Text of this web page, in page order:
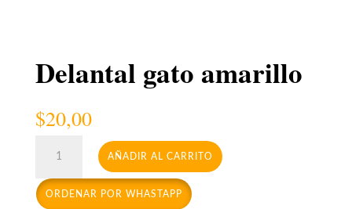
Delantal gato amarillo
$20,00
gato
amarillo
cantidad
AÑADIR AL CARRITO
ORDENAR POR WHASTAPP